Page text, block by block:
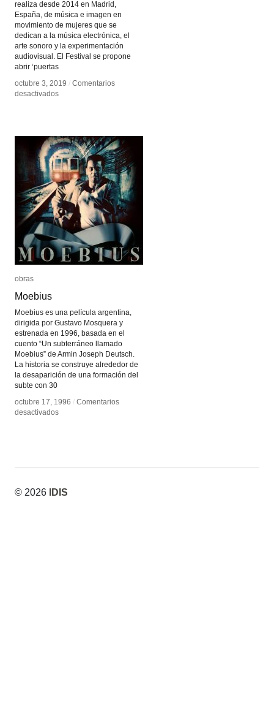
realiza desde 2014 en Madrid,
España, de música e imagen en
movimiento de mujeres que se
dedican a la música electrónica, el
arte sonoro y la experimentación
audiovisual. El Festival se propone
abrir ‘puertas
octubre 3, 2019 / Comentarios
desactivadosen
octubre 3, 2019 / Comentarios
desactivadosen
obras
Moebius
Moebius es una película argentina,
dirigida por Gustavo Mosquera y
estrenada en 1996, basada en el
cuento “Un subterráneo llamado
Moebius” de Armin Joseph Deutsch.
La historia se construye alrededor de
la desaparición de una formación del
subte con 30
octubre 17, 1996 / Comentarios
desactivadosen
obras
Moebius
octubre 17, 1996 / Comentarios
desactivadosen
© 2026 IDIS